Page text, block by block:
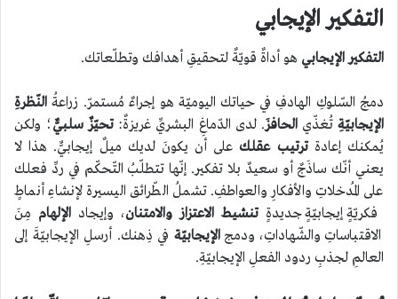
التفكير الإيجابي
التفكير الإيجابي هو أداةٌ قويّةٌ لتحقيقِ أهدافك وتطلّعاتك.
دمجُ السّلوكِ الهادفِ في حياتك اليوميّة هو إجراءٌ مُستمرّ. زراعةُ النّظرةِ
الإيجابيّةِتُغذّيالحافزَ. لدى الدّماغِ البشريِّ غريزةٌ:تحيّزٌ سلبيٌّ ؛ ولكن
يُمكنك إعادةترتيب عقلكعلى أن يكونَ لديك ميلٌ إيجابيٌّ. هذا لا
يعني أنّك ساذَجٌ أو سعيدٌ بلا تفكير. إنّها تتطلّبُ التّحكّم في ردِّ فعلك
على المُدخلاتِ والأفكارِ والعواطفِ. تشملُ الطّرائق اليسيرة لإنشاءِ أنماطٍ
فكريّةٍ إيجابيّةٍ جديدةٍتنشيط الاعتزاز والامتنان، وإيجادالإلهام مِنَ
الاقتباساتِ والشّهاداتِ، ودمجالإيجابيّة في ذِهنك. أرسلِ الإيجابيّةَ إلى
العالمِ لجذبِ ردود الفعلِ الإيجابيّةِ.